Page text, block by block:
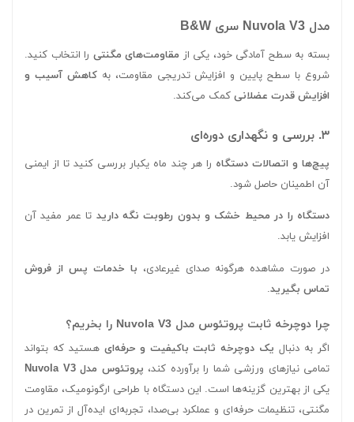
مدل Nuvola V3 سری B&W
بسته به سطح آمادگی خود، یکی از مقاومت‌های مگنتی را انتخاب کنید.
شروع با سطح پایین و افزایش تدریجی مقاومت، بهکاهش آسیب و
افزایش قدرت عضلانی کمک می‌کند.
۳. بررسی و نگهداری دوره‌ای
پیچ‌ها و اتصالات دستگاه را هر چند ماه یکبار بررسی کنید تا از ایمنی
آن اطمینان حاصل شود.
دستگاه را در محیط خشک و بدون رطوبت نگه دارید تا عمر مفید آن
افزایش یابد.
در صورت مشاهده هرگونه صدای غیرعادی، با خدمات پس از فروش
تماس بگیرید.
چرا دوچرخه ثابت پروتئوس مدل Nuvola V3 را بخریم؟
اگر به دنبال یک دوچرخه ثابت باکیفیت و حرفه‌ای هستید که بتواند
تمامی نیازهای ورزشی شما را برآورده کند، پروتئوس مدل Nuvola V3
یکی از بهترین گزینه‌ها است. این دستگاه با طراحی ارگونومیک، مقاومت
مگنتی، تنظیمات حرفه‌ای و عملکرد بی‌صدا، تجربه‌ای ایده‌آل از تمرین در